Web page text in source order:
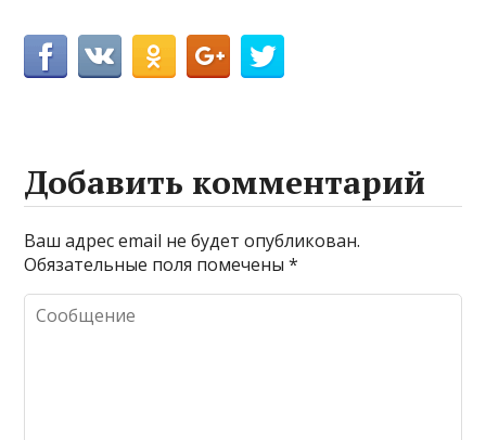
Добавить комментарий
Ваш адрес email не будет опубликован.
Обязательные поля помечены*